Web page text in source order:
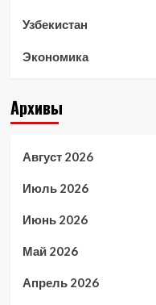
Узбекистан
Экономика
Архивы
Август 2026
Июль 2026
Июнь 2026
Май 2026
Апрель 2026